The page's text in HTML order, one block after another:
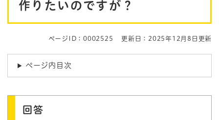
作りたいのですが？
ページID：0002525 更新日：2025年12月8日更新
ページ内目次
回答